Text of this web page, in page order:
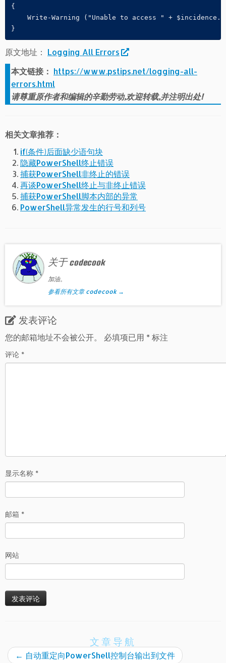
{
Write-Warning ("Unable to access " +
}
原文地址： Logging All Errors
本文链接： https://www.pstips.net/logging-all-
errors.html
请尊重原作者和编辑的辛勤劳动,欢迎转载,并注明出处!
相关文章推荐：
if(条件)后面缺少语句块
隐藏PowerShell终止错误
捕获PowerShell非终止的错误
再谈PowerShell终止与非终止错误
捕获PowerShell脚本内部的异常
PowerShell异常发生的行号和列号
关于 codecook
加油。
参看所有文章 codecook →
发表评论
您的邮箱地址不会被公开。
必填项已用 *标注
评论 *
显示名称 *
邮箱 *
网站
文章导航
← 自动重定向PowerShell控制台输出到文件